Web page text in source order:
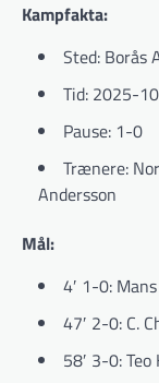
Kampfakta:
Sted: Borås
Tid: 2025-
Pause: 1-0
Trænere:
Andersson
Mål:
4′ 1-0:
47′ 2-0: C.
58′ 3-0: